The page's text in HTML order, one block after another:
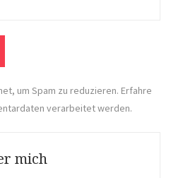
um Spam zu reduzieren. Erfahre
verarbeitet werden.
mich